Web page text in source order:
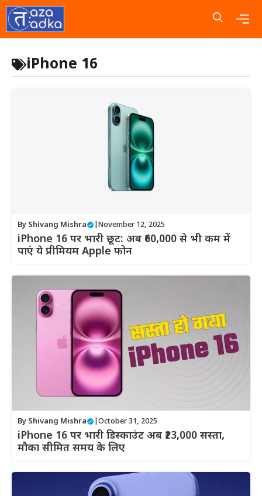
Skip
to
content
iPhone 16
By Shivang Mishra November 12, 2025
iPhone 16 पर भारी छूट: अब ₹60,000 से भी कम में
पाएं ये प्रीमियम Apple फोन
By Shivang Mishra October 31, 2025
iPhone 16 पर भारी डिस्काउंट अब ₹23,000 सस्ता,
मौका सीमित समय के लिए